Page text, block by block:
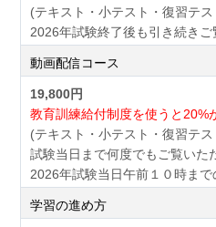
(テキスト・小テスト・復習テ
2026年試験終了後も引き続きご
動画配信コース
19,800円
教育訓練給付制度を使うと20%
(テキスト・小テスト・復習テ
試験当日まで何度でもご覧いた
2026年試験当日午前１０時まで
学習の進め方